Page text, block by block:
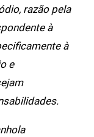
razão pela
à
à
e